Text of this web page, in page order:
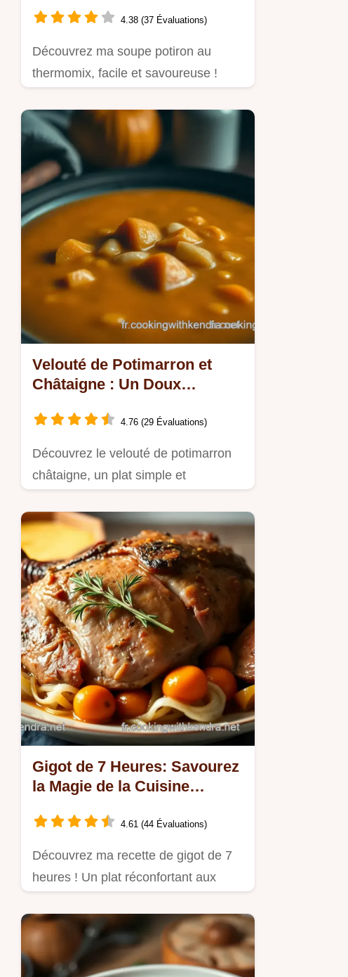
4.38 (37 Évaluations)
Découvrez ma soupe potiron au
thermomix, facile et savoureuse !
Velouté de Potimarron et
Châtaigne : Un Doux
4.76 (29 Évaluations)
Découvrez le velouté de potimarron
châtaigne, un plat simple et
Gigot de 7 Heures: Savourez
la Magie de la Cuisine
4.61 (44 Évaluations)
Découvrez ma recette de gigot de 7
heures ! Un plat réconfortant aux